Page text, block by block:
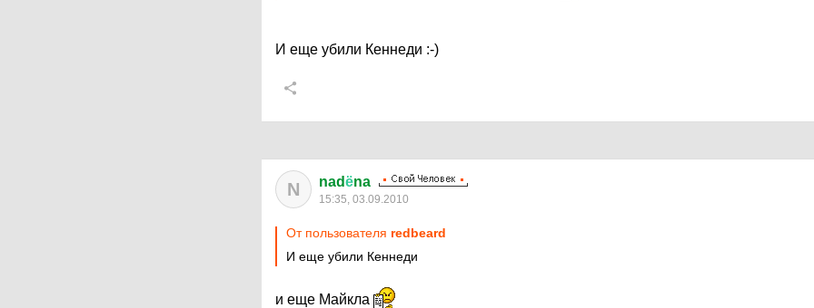
И еще убили Кеннеди :-)
N nadёna
15:35, 03.09.2010
От пользователя redbeard
И еще убили Кеннеди
и еще Майкла